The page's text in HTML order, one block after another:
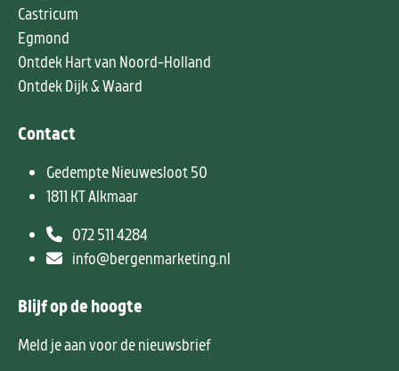
Castricum
Egmond
Ontdek Hart van Noord-Holland
Ontdek Dijk & Waard
Contact
Gedempte Nieuwesloot 50
1811 KT Alkmaar
072 511 4284
info@bergenmarketing.nl
Blijf op de hoogte
Meld je aan voor de nieuwsbrief